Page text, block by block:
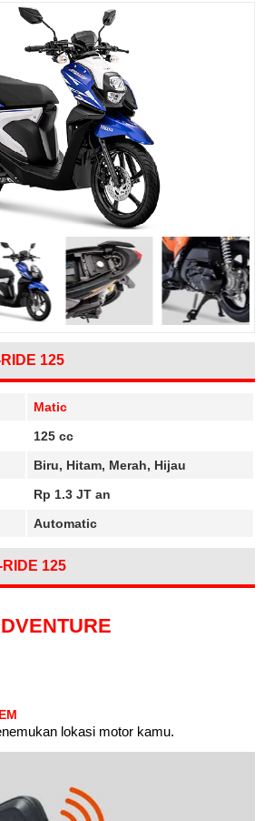
125
Matic
125 cc
Biru, Hitam, Merah, Hijau
Rp 1.3 JT an
Automatic
125
lokasi motor kamu.